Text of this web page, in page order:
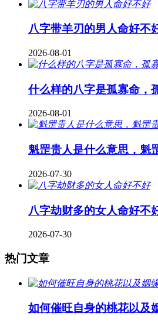
八字带羊刃的男人命好不
2026-08-01
什么样的八字是孤寡命，
2026-08-01
魁罡贵人是什么意思，魁
2026-07-30
八字劫财多的女人命好不
2026-07-30
热门文章
如何催旺自身的桃花以及